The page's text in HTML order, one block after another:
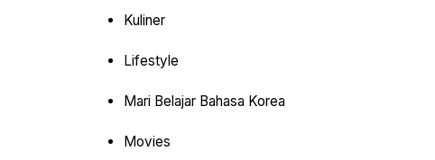
Kuliner
Lifestyle
Mari Belajar Bahasa Korea
Movies